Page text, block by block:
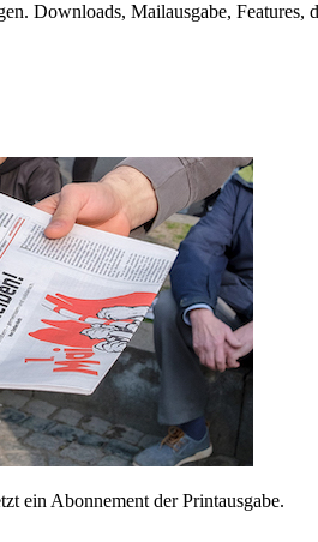
Downloads, Mailausgabe, Features,
ein Abonnement der Printausgabe.